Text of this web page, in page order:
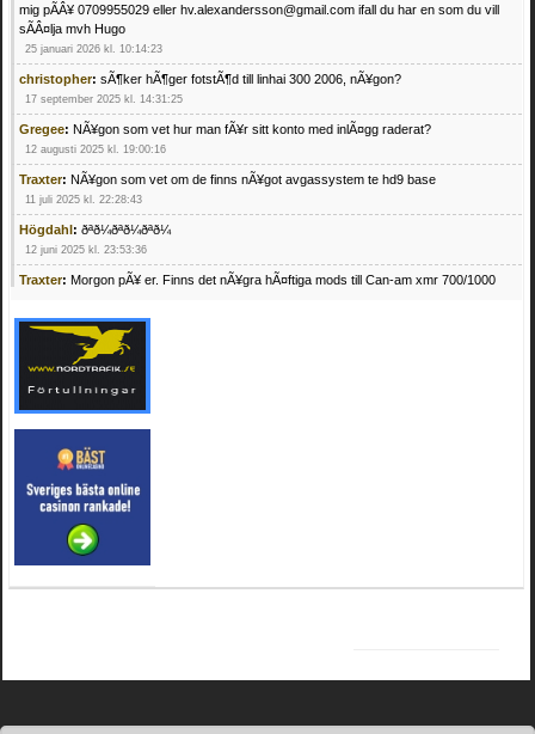
mig pÃÂ¥ 0709955029 eller hv.alexandersson@gmail.com ifall du har en som du vill
sÃÂ¤lja mvh Hugo
25 januari 2026 kl. 10:14:23
christopher: sÃ¶ker hÃ¶ger fotstÃ¶d till linhai 300 2006, nÃ¥gon?
17 september 2025 kl. 14:31:25
Gregee: NÃ¥gon som vet hur man fÃ¥r sitt konto med inlÃ¤gg raderat?
12 augusti 2025 kl. 19:00:16
Traxter: NÃ¥gon som vet om de finns nÃ¥got avgassystem te hd9 base
11 juli 2025 kl. 22:28:43
Högdahl: ðªð¼ðªð¼ðªð¼
12 juni 2025 kl. 23:53:36
Traxter: Morgon pÃ¥ er. Finns det nÃ¥gra hÃ¤ftiga mods till Can-am xmr 700/1000
Mrhandsome:SÃ¶ker defekta/trasiga fyrhjulingar. Jag betalar bra och du kan nÃ¥ mig
pÃ¥ 0709955029 eller hv.alexandersson@gmail.com ifall du har en som du vill sÃ¤lja
mvh Hugo
21 februari 2025 kl. 09:25:52
Oscar5:NÃ¥gon som vet vad man kan begÃ¤ra fÃ¶r en Honda TRX 350 FE 2005
4 februari 2025 kl. 19:20:50
Oscar5:44
4 februari 2025 kl. 19:15:36
Greger59:NÃ¤gon som vet har en Cetek 500 EFI
15 januari 2025 kl. 23:49:44
Mrhandsome:SÃÂ¶ker defekta/trasiga fyrhjulingar. Jag betalar bra och du kan nÃÂ¥
trailboss:Hej. sÃ¶ker instruktionsbok Polaris TrailBoss 250-89